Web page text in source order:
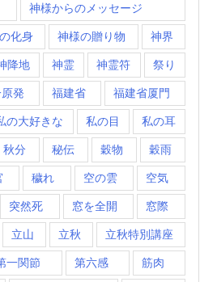
神様からのメッセージ
化身 神様の贈り物 神界
降地 神霊 神霊符 祭り
発 福建省 福建省厦門
の大好きな 私の目 私の耳
秋分 秘伝 穀物 穀雨
穢れ 空の雲 空気
突然死 窓を全開 窓際
立山 立秋 立秋特別講座
一関節 第六感 筋肉